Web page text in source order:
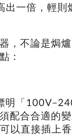
一倍，輕則
，不論是焗
：
明「
配合合適的
以直接插上